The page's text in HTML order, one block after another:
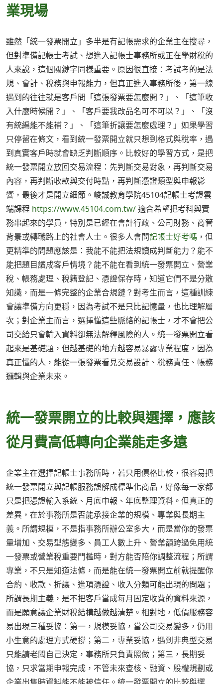
業現場
雖然「統一發票開立」多半是有記帳需求的企業主在搜尋，
但對準備記帳士考試、想進入記帳士事務所或正在學財稅的
人來說，這個關鍵字同樣重要。原因很直接：考試考的是法
規、會計、稅務與申報能力，但真正進入事務所後，第一線
遇到的往往就是客戶問「這張發票要怎麼開？」、「這筆收
入什麼時候開？」、「客戶要我改品名可不可以？」、「沒
有統編能不能補？」、「這筆折讓要怎麼處理？」如果學習
只停留在條文，看到統一發票開立就只想到格式與稅率，遇
到真實客戶時就會缺乏判斷順序。比較好的學習方式，是把
統一發票開立放回交易流程：先判斷交易對象，再判斷交易
內容，再判斷收款與交付時點，再判斷憑證類型與申報影
響，最後才是開立細節。峻誠教育學院45104記帳士考證雲
端課程 https://www.45104.com.tw/適合希望把考科與實
務串起來的學員，特別是已經在會計行政、公司財務、商管
背景或轉職路上的社會人士。很多人會問記帳士好考嗎 ，但
更精準的問題應該是：我能不能把法規讀成判斷能力？能不
能把題目讀成客戶情境？能不能在看到統一發票開立、營業
稅、帳務處理、稅籍登記、憑證保存時，知道它們不是分散
知識，而是一條完整的企業合規鏈？對考生而言，這種訓練
會讓準備方向更穩，因為考試不是只比記憶量，也比理解層
次；對企業主而言，選擇懂這些脈絡的記帳士，才不會把公
司交給只會輸入資料卻無法解釋風險的人。統一發票開立看
起來是基礎題，但越基礎的地方越容易暴露專業程度，因為
真正懂的人，能從一張發票看見交易設計、稅務責任、帳務
邏輯與企業未來。
統一發票開立的比較與選擇，應該
從月費高低轉向企業能走多遠
企業主在選擇記帳士事務所時，若只用價格比較，很容易把
統一發票開立與記帳服務誤解成標準化商品，好像每一家都
只是把憑證輸入系統、月底申報、年底整理資料。但真正的
差異，在於事務所是否能承接企業的規模、專業與長期主
義。所謂規模，不是指事務所辦公室多大，而是當你的發票
量增加、交易型態變多、員工人數上升、營業額跨過免用統
一發票或營業稅重要門檻時，對方能否陪你調整流程；所謂
專業，不只是知道法條，而是能在統一發票開立前就提醒你
合約、收款、折讓、進項憑證、收入分類可能出現的問題；
所謂長期主義，是不把客戶當成每月固定收費的資料來源，
而是願意讓企業財稅結構越做越清楚。相對地，低價服務容
易出現三種妥協：第一，規模妥協，當公司交易變多，仍用
小生意的處理方式硬撐；第二，專業妥協，遇到非典型交易
只能請老闆自己決定，事務所只負責照做；第三，長期妥
協，只求當期申報完成，不管未來查核、融資、股權規劃或